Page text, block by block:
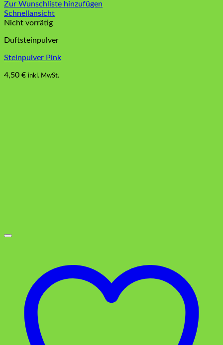
Zur Wunschliste hinzufügen
Schnellansicht
Nicht vorrätig
Duftsteinpulver
Steinpulver Pink
4,50 € inkl. MwSt.